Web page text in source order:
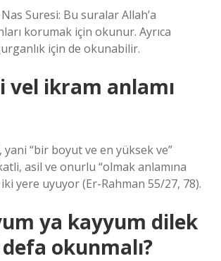
Suresi: Bu suralar Allah’a
korumak için okunur. Ayrıca
için de okunabilir.
vel ikram anlamı
yani “bir boyut ve en yüksek ve”
asil ve onurlu “olmak anlamına
iki yere uyuyor (Er-Rahman 55/27, 78).
ya kayyum dilek
okunmalı?